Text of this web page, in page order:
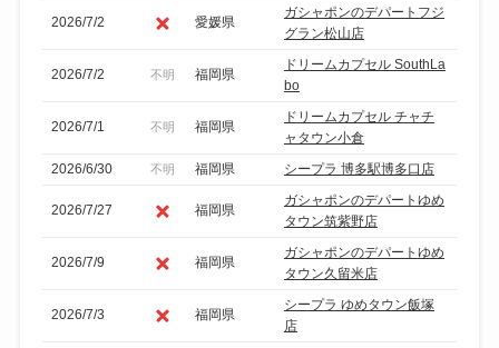
2026/7/2 愛媛県
ガシャポンのデパートフジ
グラン松山店
2026/7/2 不明 福岡県
ドリームカプセル SouthLa
bo
2026/7/1 不明 福岡県
ドリームカプセル チャチ
ャタウン小倉
2026/6/30
不明 福岡県 シープラ 博多駅博多口店
2026/7/27 福岡県
ガシャポンのデパートゆめ
タウン筑紫野店
2026/7/9 福岡県
ガシャポンのデパートゆめ
タウン久留米店
2026/7/3 福岡県
シープラ ゆめタウン飯塚
店